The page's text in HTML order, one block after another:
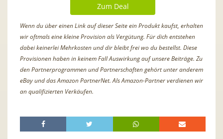
Zum Deal
Wenn du über einen Link auf dieser Seite ein Produkt kaufst, erhalten
wir oftmals eine kleine Provision als Vergütung. Für dich entstehen
dabei keinerlei Mehrkosten und dir bleibt frei wo du bestellst. Diese
Provisionen haben in keinem Fall Auswirkung auf unsere Beiträge. Zu
den Partnerprogrammen und Partnerschaften gehört unter anderem
eBay und das Amazon PartnerNet. Als Amazon-Partner verdienen wir
an qualifizierten Verkäufen.